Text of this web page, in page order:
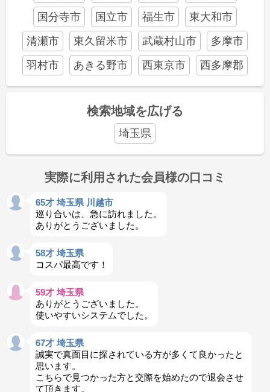
国分寺市
国立市 福生市
東大和市
清瀬市
東久留米市 武蔵村山市
多摩市
羽村市
あきる野市 西東京市 西多摩郡
検索地域を広げる
埼玉県
実際に利用された会員様の口コミ
65才 埼玉県 川越市
巡り合いは、急に訪れました。
ありがとうございました。
58才 埼玉県
コスパ最高です！
59才 埼玉県
ありがとうございました。
使いやすいシステムでした。
67才 埼玉県
誠実で真面目に探されている方が多くて良かったと
思います。
こちらで見つかった方と交際を始めたので退会させ
て頂きます。